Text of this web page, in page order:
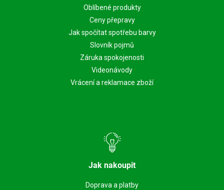
Oblíbené produkty
Ceny přepravy
Jak spočítat spotřebu barvy
Slovník pojmů
Záruka spokojenosti
Videonávody
Vrácení a reklamace zboží
Jak nakoupit
Doprava a platby